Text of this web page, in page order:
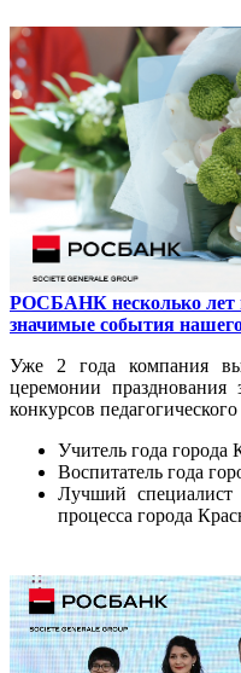
РОСБАНК несколько лет
значимые события
Уже 2 года компания
церемонии празднования
конкурсов педагогического
Учитель года города
Воспитатель года
Лучший специалист
процесса города